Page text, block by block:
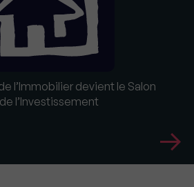
l’Immobilier devient le Salon
l’Investissement